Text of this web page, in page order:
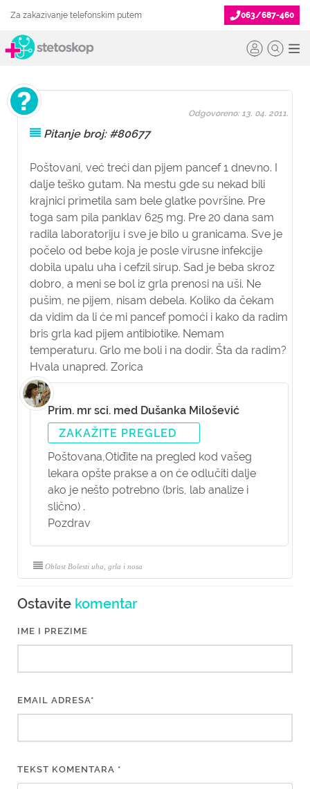
Za zakazivanje telefonskim putem 063/687-460
Pitanje broj: #80677
Poštovani, već treći dan pijem pancef 1 dnevno. I
dalje teško gutam. Na mestu gde su nekad bili
krajnici primetila sam bele glatke površine. Pre
toga sam pila panklav 625 mg. Pre 20 dana sam
radila laboratoriju i sve je bilo u granicama. Sve je
počelo od bebe koja je posle virusne infekcije
dobila upalu uha i cefzil sirup. Sad je beba skroz
dobro, a meni se bol iz grla prenosi na uši. Ne
pušim, ne pijem, nisam debela. Koliko da čekam
da vidim da li će mi pancef pomoći i kako da radim
bris grla kad pijem antibiotike. Nemam
temperaturu. Grlo me boli i na dodir. Šta da radim?
Hvala unapred. Zorica
Odgovoreno: 13. 04. 2011.
Prim. mr sci. med Dušanka Milošević
ZAKAŽITE PREGLED
Poštovana,Otiđite na pregled kod vašeg
lekara opšte prakse a on će odlučiti dalje
ako je nešto potrebno (bris, lab analize i
slično) .
Pozdrav
Oblast Bolesti uha, grla i nosa
Ostavite komentar
IME I PREZIME
EMAIL ADRESA*
TEKST KOMENTARA *